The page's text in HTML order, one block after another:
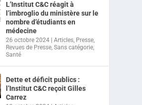
L’Institut C&C réagit à
l’imbroglio du ministère sur le
nombre d’étudiants en
médecine
26 octobre 2024 |Articles, Presse,
Revues de Presse,Sans catégorie,
Santé
Dette et déficit publics :
l’Institut C&C reçoit Gilles
Carrez